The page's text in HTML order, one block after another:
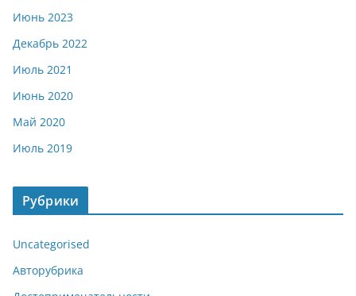
Июнь 2023
Декабрь 2022
Июль 2021
Июнь 2020
Май 2020
Июль 2019
Рубрики
Uncategorised
Авторубрика